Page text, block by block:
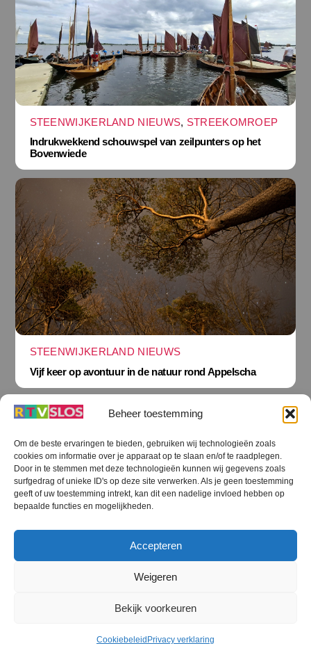
Beheer toestemming
Om de beste ervaringen te bieden, gebruiken wij technologieën zoals
cookies om informatie over je apparaat op te slaan en/of te raadplegen.
Door in te stemmen met deze technologieën kunnen wij gegevens zoals
surfgedrag of unieke ID's op deze site verwerken. Als je geen toestemming
geeft of uw toestemming intrekt, kan dit een nadelige invloed hebben op
bepaalde functies en mogelijkheden.
Accepteren
Weigeren
Bekijk voorkeuren
Cookiebeleid Privacy verklaring
STEENWIJKERLAND NIEUWS, STREEKOMROEP
Indrukwekkend schouwspel van zeilpunters op het
Bovenwiede
STEENWIJKERLAND NIEUWS
Vijf keer op avontuur in de natuur rond Appelscha
Terug
naar
boven
RTV SLOS
RTV SLOS ANBI